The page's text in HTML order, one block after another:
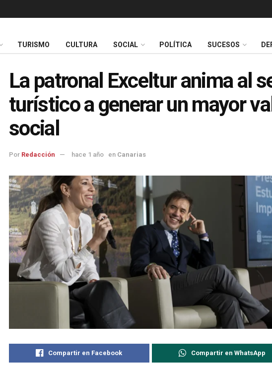
TURISMO CULTURA SOCIAL POLÍTICA SUCESOS
La patronal Exceltur anima al
turístico a generar un mayor
social
Por Redacción hace 1 año en Canarias
Compartir en Facebook Compartir en WhatsApp